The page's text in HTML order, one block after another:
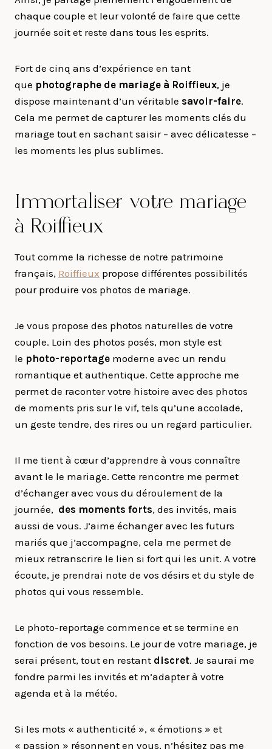
chaque couple et leur volonté de faire que cette
journée soit et reste dans tous les esprits.
Fort de cinq ans d’expérience en tant
que photographe de mariage à Roiffieux, je
dispose maintenant d’un véritable savoir-faire.
Cela me permet de capturer les moments clés du
mariage tout en sachant saisir – avec délicatesse –
les moments les plus sublimes.
Immortaliser votre mariage
à Roiffieux
Tout comme la richesse de notre patrimoine
français, Roiffieux propose différentes possibilités
pour produire vos photos de mariage.
Je vous propose des photos naturelles de votre
couple. Loin des photos posés, mon style est
le photo-reportage moderne avec un rendu
romantique et authentique. Cette approche me
permet de raconter votre histoire avec des photos
de moments pris sur le vif, tels qu’une accolade,
un geste tendre, des rires ou un regard particulier.
Il me tient à cœur d’apprendre à vous connaître
avant le le mariage. Cette rencontre me permet
d’échanger avec vous du déroulement de la
journée, des moments forts, des invités, mais
aussi de vous. J’aime échanger avec les futurs
mariés que j’accompagne, cela me permet de
mieux retranscrire le lien si fort qui les unit. A votre
écoute, je prendrai note de vos désirs et du style de
photos qui vous ressemble.
Le photo-reportage commence et se termine en
fonction de vos besoins. Le jour de votre mariage, je
serai présent, tout en restant discret. Je saurai me
fondre parmi les invités et m’adapter à votre
agenda et à la météo.
Si les mots « authenticité », « émotions » et
« passion » résonnent en vous, n’hésitez pas me